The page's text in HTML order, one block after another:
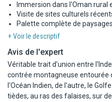
Immersion dans l'Oman rural
Visite de sites culturels
Palette complète de
+ Voir le descriptif
Avis de l'expert
Véritable trait d'union entre
contrée montagneuse entourée
l'Océan Indien, de l'autre, le
tièdes, au ras des falaises, sur